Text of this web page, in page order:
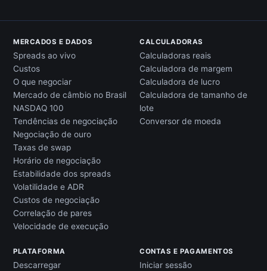
MERCADOS E DADOS
Spreads ao vivo
Custos
O que negociar
Mercado de câmbio no Brasil
NASDAQ 100
Tendências de negociação
Negociação de ouro
Taxas de swap
Horário de negociação
Estabilidade dos spreads
Volatilidade e ADR
Custos de negociação
Correlação de pares
Velocidade de execução
CALCULADORAS
Calculadoras reais
Calculadora de margem
Calculadora de lucro
Calculadora de tamanho de
lote
Conversor de moeda
PLATAFORMA
Descarregar
CONTAS E PAGAMENTOS
Iniciar sessão